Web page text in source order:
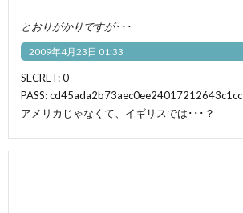
とおりがかりですが･･･
2009年4月23日 01:33
SECRET: 0
PASS: cd45ada2b73aec0ee24017212643c1cc
アメリカじゃなくて、イギリスでは･･･？